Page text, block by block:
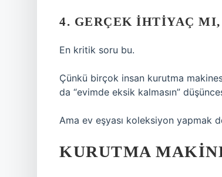
4. GERÇEK IHTIYAÇ
En kritik soru bu.
Çünkü birçok insan kurutma
da “evimde eksik kalmasın”
Ama ev eşyası koleksiyon yapmak
KURUTMA